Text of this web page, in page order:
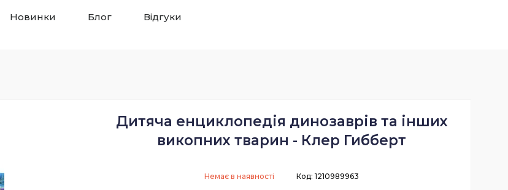
Новинки Блог Відгуки
Дитяча енциклопедія динозаврів та інших
викопних тварин - Клер Гибберт
Немає в наявності Код: 1210989963